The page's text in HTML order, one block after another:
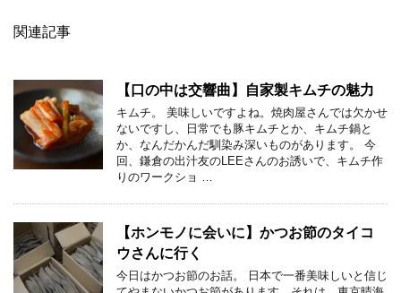
関連記事
【口の中は交響曲】自家製キムチの魅力
キムチ。 美味しいですよね。焼肉屋さんでは欠かせ
ないですし、日常でも豚キムチとか、キムチ鍋と
か、なんだかんだ馴染み深いものがあります。 今
回、鎌倉の出汁友のLEEさんのお誘いで、キムチ作
りのワークショ …
【ホンモノに会いに】かつお節のタイコ
ウさんに行く
今日はかつお節のお話。 日本で一番美味しいと信じ